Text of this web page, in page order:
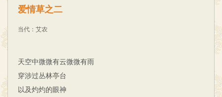
爱情草之二
当代 ： 艾农
天空中微微有云微微有雨
穿涉过丛林亭台
以及灼灼的眼神